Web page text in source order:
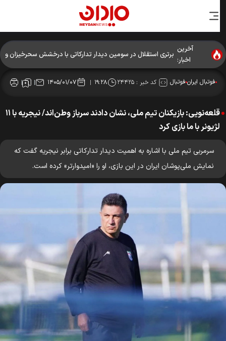
آخرین
اخبار:
برتری استقلال در سومین دیدار تدارکاتی با درخشش سحرخیزان و
آسانی
فوتبال ایرانفوتبال کد خبر : ۲۴۴۲۵ ۱۹:۲۸ ۱۴۰۵/۰۱/۰۷
قلعه‌نویی: بازیکنان تیم ملی، نشان دادند سرباز وطن‌اند/ نیجریه با ١١
لژیونر با ما بازی کرد
سرمربی تیم ملی با اشاره به اهمیت دیدار تدارکاتی برابر نیجریه گفت که
نمایش ملی‌پوشان ایران در این بازی، او را «امیدوارتر» کرده است.